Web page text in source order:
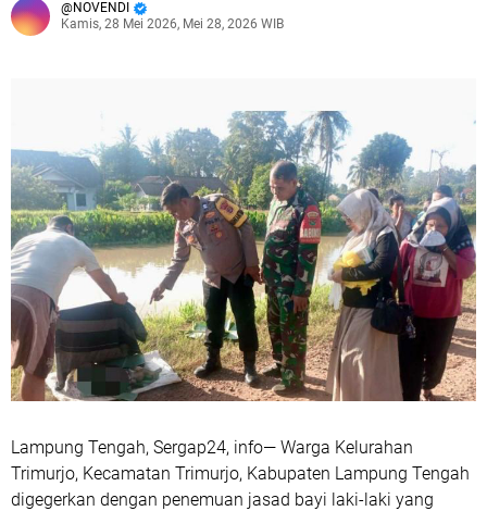
NOVENDI
Kamis, 28 Mei 2026, Mei 28, 2026 WIB
Lampung Tengah, Sergap24, info— Warga Kelurahan
Trimurjo, Kecamatan Trimurjo, Kabupaten Lampung Tengah
digegerkan dengan penemuan jasad bayi laki-laki yang